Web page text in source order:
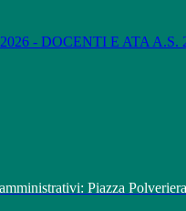
- DOCENTI E ATA A.S.
Piazza